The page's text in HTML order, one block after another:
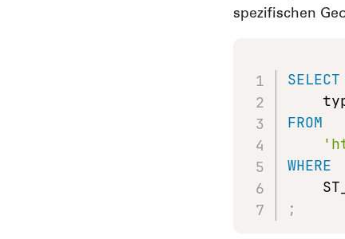
spezifischen
SELECT
FROM
WHERE
;